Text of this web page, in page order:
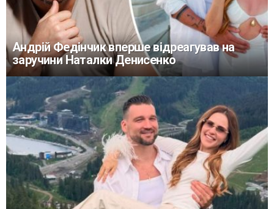
Андрій Федінчик вперше відреагував на
заручини Наталки Денисенко